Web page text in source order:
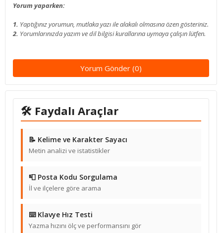
Yorum yaparken:
1. Yaptığınız yorumun, mutlaka yazı ile alakalı olmasına özen gösteriniz.
2. Yorumlarınızda yazım ve dil bilgisi kurallarına uymaya çalışın lütfen.
Yorum Gönder (0)
🛠 Faydalı Araçlar
📝 Kelime ve Karakter Sayacı
Metin analizi ve istatistikler
📮 Posta Kodu Sorgulama
İl ve ilçelere göre arama
⌨️ Klavye Hız Testi
Yazma hızını ölç ve performansını gör